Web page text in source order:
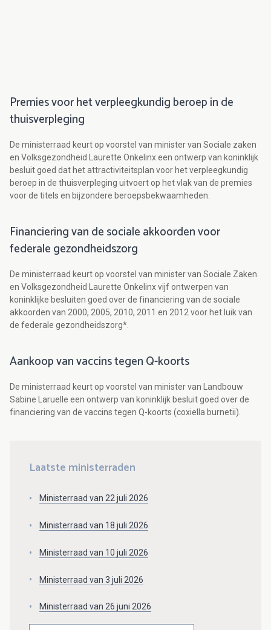
Premies voor het verpleegkundig beroep in de
thuisverpleging
De ministerraad keurt op voorstel van minister van Sociale zaken
en Volksgezondheid Laurette Onkelinx een ontwerp van koninklijk
besluit goed dat het attractiviteitsplan voor het verpleegkundig
beroep in de thuisverpleging uitvoert op het vlak van de premies
voor de titels en bijzondere beroepsbekwaamheden.
Financiering van de sociale akkoorden voor
federale gezondheidszorg
De ministerraad keurt op voorstel van minister van Sociale Zaken
en Volksgezondheid Laurette Onkelinx vijf ontwerpen van
koninklijke besluiten goed over de financiering van de sociale
akkoorden van 2000, 2005, 2010, 2011 en 2012 voor het luik van
de federale gezondheidszorg*.
Aankoop van vaccins tegen Q-koorts
De ministerraad keurt op voorstel van minister van Landbouw
Sabine Laruelle een ontwerp van koninklijk besluit goed over de
financiering van de vaccins tegen Q-koorts (coxiella burnetii).
Laatste ministerraden
Ministerraad van 22 juli 2026
Ministerraad van 18 juli 2026
Ministerraad van 10 juli 2026
Ministerraad van 3 juli 2026
Ministerraad van 26 juni 2026